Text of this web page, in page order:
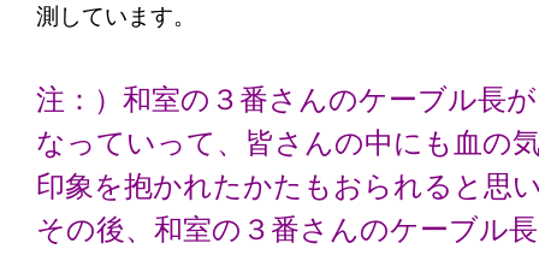
測しています。
注：）和室の３番さんのケーブル長
なっていって、皆さんの中にも血の
印象を抱かれたかたもおられると思
その後、和室の３番さんのケーブル